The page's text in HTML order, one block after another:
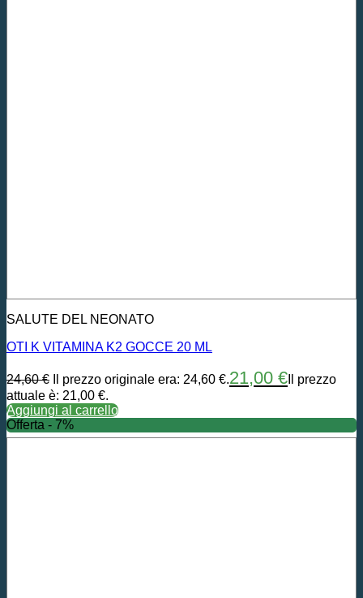
SALUTE DEL NEONATO
OTI K VITAMINA K2 GOCCE 20 ML
24,60€ Il prezzo originale era: 24,60 €.21,00 € Il prezzo
attuale è: 21,00 €.
Aggiungi al carrello
Offerta - 7%